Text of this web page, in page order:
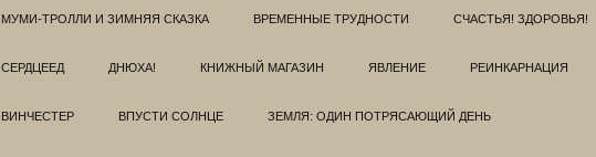
МУМИ-ТРОЛЛИ И ЗИМНЯЯ СКАЗКА ВРЕМЕННЫЕ ТРУДНОСТИ СЧАСТЬЯ! ЗДОРОВЬЯ!
СЕРДЦЕЕД ДНЮХА! КНИЖНЫЙ МАГАЗИН ЯВЛЕНИЕ РЕИНКАРНАЦИЯ
ВИНЧЕСТЕР ВПУСТИ СОЛНЦЕ ЗЕМЛЯ: ОДИН ПОТРЯСАЮЩИЙ ДЕНЬ